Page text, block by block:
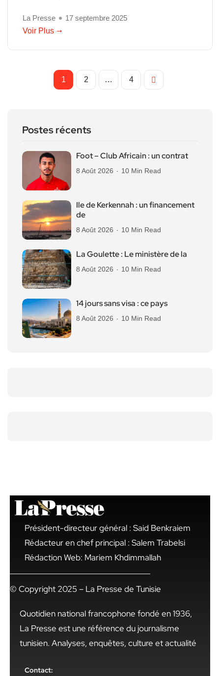
La Presse
17 septembre 2025
Voir Plus
1 2 … 4
Postes récents
Foot – Club Africain : un contrat
8 Août 2026 10 Min Read
Ile de Kerkennah : un financement
de
8 Août 2026 10 Min Read
La Goulette : Le ministère de la
8 Août 2026 10 Min Read
14 jours sans visa : ce pays
8 Août 2026 10 Min Read
Président-directeur général : Said Benkraiem
Rédacteur en chef principal : Salem Trabelsi
Rédaction Web: Mariem Khdimmallah
© Copyright 2025 – La Presse de Tunisie
Quotidien national francophone fondé en 1936,
La Presse est une référence du journalisme
tunisien. Analyses, enquêtes, culture et actualité
Contact: